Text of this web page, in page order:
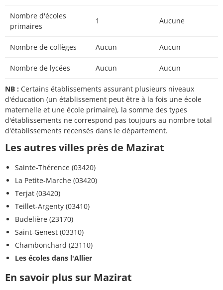
Nombre d'écoles
primaires
1 Aucune
Nombre de collèges Aucun Aucun
Nombre de lycées Aucun Aucun
NB : Certains établissements assurant plusieurs niveaux
d'éducation (un établissement peut être à la fois une école
maternelle et une école primaire), la somme des types
d'établissements ne correspond pas toujours au nombre total
d'établissements recensés dans le département.
Les autres villes près de Mazirat
Sainte-Thérence (03420)
La Petite-Marche (03420)
Terjat (03420)
Teillet-Argenty (03410)
Budelière (23170)
Saint-Genest (03310)
Chambonchard (23110)
Les écoles dans l'Allier
En savoir plus sur Mazirat